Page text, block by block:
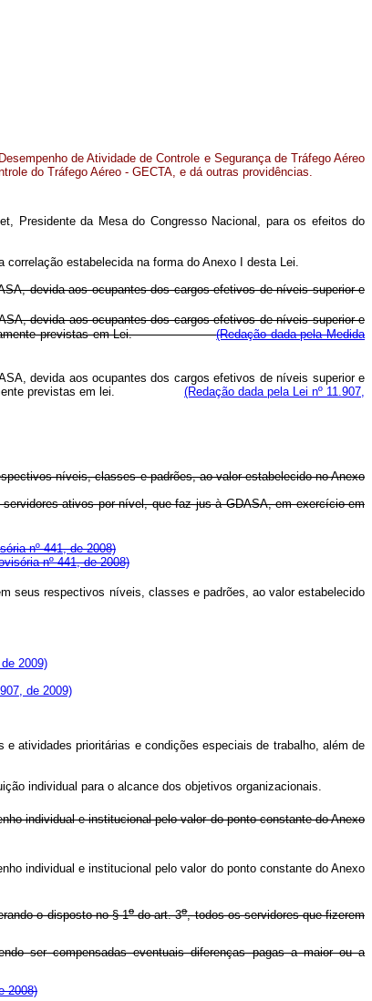
de Atividade de Controle e Segurança de Tráfego Aéreo
do Tráfego Aéreo - GECTA, e dá outras providências.
Presidente da Mesa do Congresso Nacional, para os efeitos do
estabelecida na forma do Anexo I desta Lei.
devida aos ocupantes dos cargos efetivos de níveis superior e
devida aos ocupantes dos cargos efetivos de níveis superior e
expressamente previstas em Lei.(Redação dada pela Medida
devida aos ocupantes dos cargos efetivos de níveis superior e
previstas em lei. (Redação dada pela Lei nº 11.907,
níveis, classes e padrões, ao valor estabelecido no Anexo
ativos por nível, que faz jus à GDASA, em exercício em
nº 441, de 2008)
nº 441, de 2008)
seus respectivos níveis, classes e padrões, ao valor estabelecido
2009)
de 2009)
atividades prioritárias e condições especiais de trabalho, além de
individual para o alcance dos objetivos organizacionais.
individual e institucional pelo valor do ponto constante do Anexo
individual e institucional pelo valor do ponto constante do Anexo
o disposto no § 1odo art. 3o, todos os servidores que fizerem
ser compensadas eventuais diferenças pagas a maior ou a
2008)